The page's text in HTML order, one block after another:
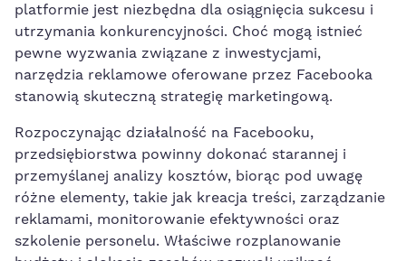
platformie jest niezbędna dla osiągnięcia sukcesu i
utrzymania konkurencyjności. Choć mogą istnieć
pewne wyzwania związane z inwestycjami,
narzędzia reklamowe oferowane przez Facebooka
stanowią skuteczną strategię marketingową.
Rozpoczynając działalność na Facebooku,
przedsiębiorstwa powinny dokonać starannej i
przemyślanej analizy kosztów, biorąc pod uwagę
różne elementy, takie jak⁣ kreacja treści, zarządzanie
reklamami, monitorowanie efektywności oraz⁤
szkolenie personelu. Właściwe rozplanowanie